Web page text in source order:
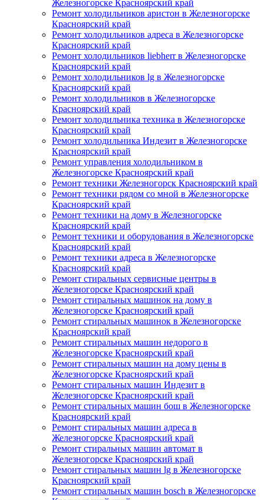
Железногорске Красноярский край
Ремонт холодильников аристон в Железногорске
Красноярский край
Ремонт холодильников адреса в Железногорске
Красноярский край
Ремонт холодильников liebherr в Железногорске
Красноярский край
Ремонт холодильников lg в Железногорске
Красноярский край
Ремонт холодильников в Железногорске
Красноярский край
Ремонт холодильника техника в Железногорске
Красноярский край
Ремонт холодильника Индезит в Железногорске
Красноярский край
Ремонт управления холодильником в
Железногорске Красноярский край
Ремонт техники Железногорск Красноярский край
Ремонт техники рядом со мной в Железногорске
Красноярский край
Ремонт техники на дому в Железногорске
Красноярский край
Ремонт техники и оборудования в Железногорске
Красноярский край
Ремонт техники адреса в Железногорске
Красноярский край
Ремонт стиральных сервисные центры в
Железногорске Красноярский край
Ремонт стиральных машинок на дому в
Железногорске Красноярский край
Ремонт стиральных машинок в Железногорске
Красноярский край
Ремонт стиральных машин недорого в
Железногорске Красноярский край
Ремонт стиральных машин на дому цены в
Железногорске Красноярский край
Ремонт стиральных машин Индезит в
Железногорске Красноярский край
Ремонт стиральных машин бош в Железногорске
Красноярский край
Ремонт стиральных машин адреса в
Железногорске Красноярский край
Ремонт стиральных машин автомат в
Железногорске Красноярский край
Ремонт стиральных машин lg в Железногорске
Красноярский край
Ремонт стиральных машин bosch в Железногорске